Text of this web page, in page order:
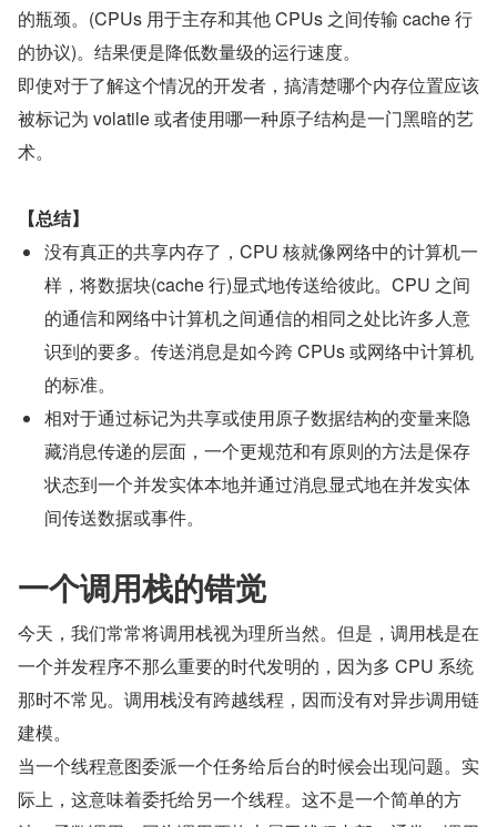
的瓶颈。(CPUs 用于主存和其他 CPUs 之间传输 cache 行
的协议)。结果便是降低数量级的运行速度。
即使对于了解这个情况的开发者，搞清楚哪个内存位置应该
被标记为 volatile 或者使用哪一种原子结构是一门黑暗的艺
术。
【总结】
没有真正的共享内存了，CPU 核就像网络中的计算机一
样，将数据块(cache 行)显式地传送给彼此。CPU 之间
的通信和网络中计算机之间通信的相同之处比许多人意
识到的要多。传送消息是如今跨 CPUs 或网络中计算机
的标准。
相对于通过标记为共享或使用原子数据结构的变量来隐
藏消息传递的层面，一个更规范和有原则的方法是保存
状态到一个并发实体本地并通过消息显式地在并发实体
间传送数据或事件。
一个调用栈的错觉
今天，我们常常将调用栈视为理所当然。但是，调用栈是在
一个并发程序不那么重要的时代发明的，因为多 CPU 系统
那时不常见。调用栈没有跨越线程，因而没有对异步调用链
建模。
当一个线程意图委派一个任务给后台的时候会出现问题。实
际上，这意味着委托给另一个线程。这不是一个简单的方